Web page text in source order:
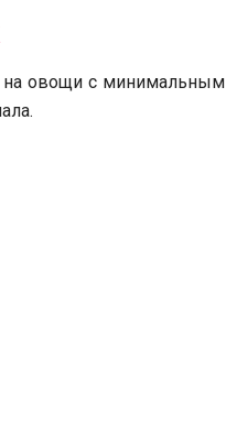
на овощи с минимальным